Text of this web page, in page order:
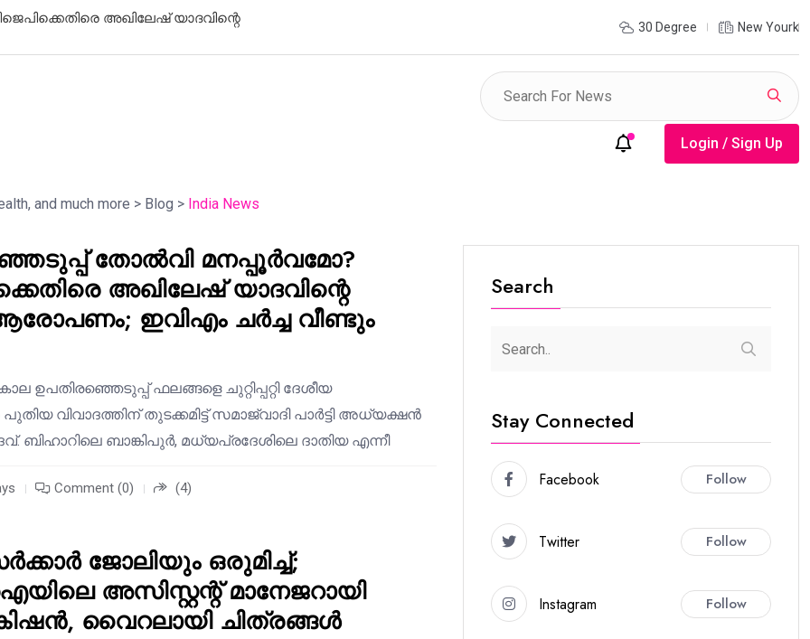
നഗരം; സമാധാനത്തിന്റെ
മഴക്കെടുതി നിയന്ത്രണത്തിൽ കൂടുതൽ ഏകോപനം വേണം; മുല്ലപ്പെരിയാർ
ഡാമുകളുടെ പ്രവർത്തനം പുനഃപരിശോധിക്കണമെന്ന്
30 Degree New Yourk
Login / Sign Up
and much more > Blog > India News
തോൽവി മനപ്പൂർവമോ?
അഖിലേഷ് യാദവിന്റെ
ഇവിഎം ചർച്ച വീണ്ടും
ഉപതിരഞ്ഞെടുപ്പ് ഫലങ്ങളെ ചുറ്റിപ്പറ്റി ദേശീയ
പുതിയ വിവാദത്തിന് തുടക്കമിട്ട് സമാജ്‌വാദി പാർട്ടി അധ്യക്ഷൻ
ബിഹാറിലെ ബാങ്കിപുര്‍, മധ്യപ്രദേശിലെ ദാതിയ എന്നീ
Comment (0) (4)
ജോലിയും ഒരുമിച്ച്;
അസിസ്റ്റന്റ് മാനേജറായി
വൈറലായി ചിത്രങ്ങൾ
Search
Stay Connected
Facebook Follow
Twitter Follow
Instagram Follow